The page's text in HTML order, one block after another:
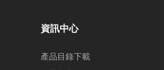
資訊中心
產品目錄下載